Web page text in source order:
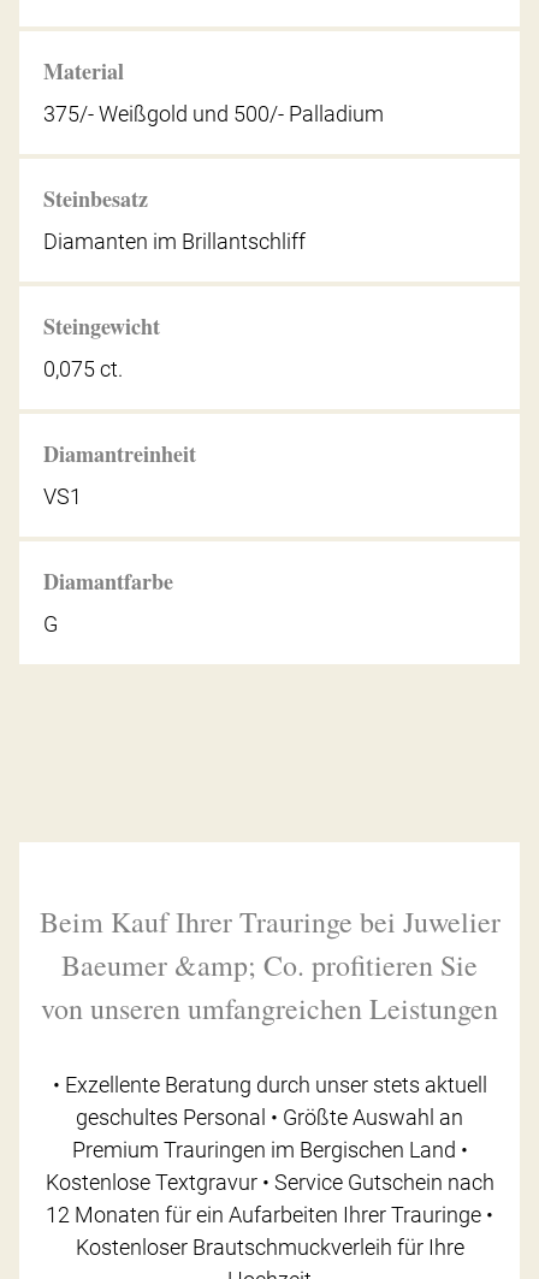
Material
375/- Weißgold und 500/- Palladium
Steinbesatz
Diamanten im Brillantschliff
Steingewicht
0,075 ct.
Diamantreinheit
VS1
Diamantfarbe
G
Beim Kauf Ihrer Trauringe bei Juwelier
Baeumer &amp; Co. profitieren Sie
von unseren umfangreichen Leistungen
• Exzellente Beratung durch unser stets aktuell
geschultes Personal • Größte Auswahl an
Premium Trauringen im Bergischen Land •
Kostenlose Textgravur • Service Gutschein nach
12 Monaten für ein Aufarbeiten Ihrer Trauringe •
Kostenloser Brautschmuckverleih für Ihre